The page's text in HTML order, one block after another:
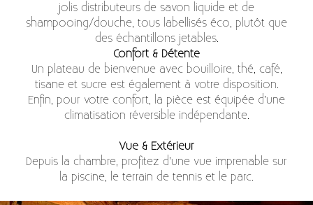
jolis distributeurs de savon liquide et de
shampooing/douche, tous labellisés éco, plutôt que
des échantillons jetables.
Confort & Détente
Un plateau de bienvenue avec bouilloire, thé, café,
tisane et sucre est également à votre disposition.
Enfin, pour votre confort, la pièce est équipée d’une
climatisation réversible indépendante.
Vue & Extérieur
Depuis la chambre, profitez d’une vue imprenable sur
la piscine, le terrain de tennis et le parc.